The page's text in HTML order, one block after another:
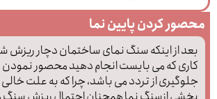
محصور کردن پایین نما
بعد از اینکه سنگ نمای ساختمان دچار ریزش
کاری که می بایست انجام دهید محصور نمودن
جلوگیری از تردد می باشد، چرا که به علت